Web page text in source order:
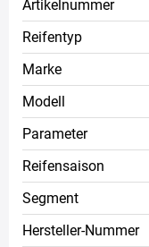
Artikelnummer
Reifentyp
Marke
Modell
Parameter
Reifensaison
Segment
Hersteller-Nummer